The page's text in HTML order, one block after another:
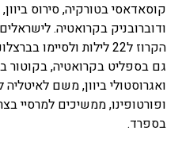
קוסאדאסי בטורקיה, סירוס
ודוברובניק בקרואטיה.
הקרוז ל22 לילות
גם בספליט בקרואטיה, בקוטור
ואגרוסטולי ביוון, משם
ופורטופינו, ממשיכים למרסיי
בספרד.